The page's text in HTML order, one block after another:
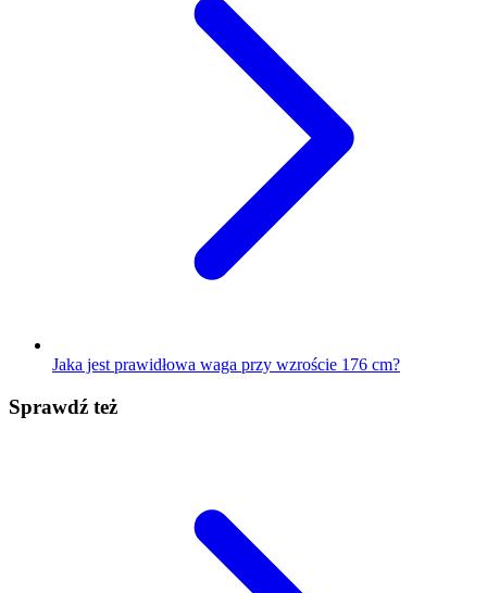
Jaka jest prawidłowa waga przy wzroście 176 cm?
Sprawdź też